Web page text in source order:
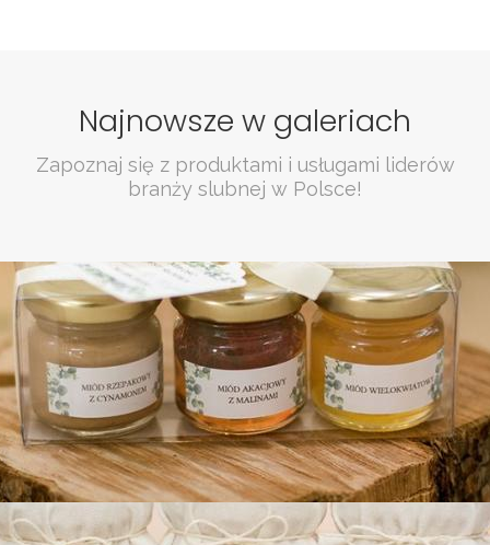
Najnowsze w galeriach
Zapoznaj się z produktami i usługami liderów
branży slubnej w Polsce!